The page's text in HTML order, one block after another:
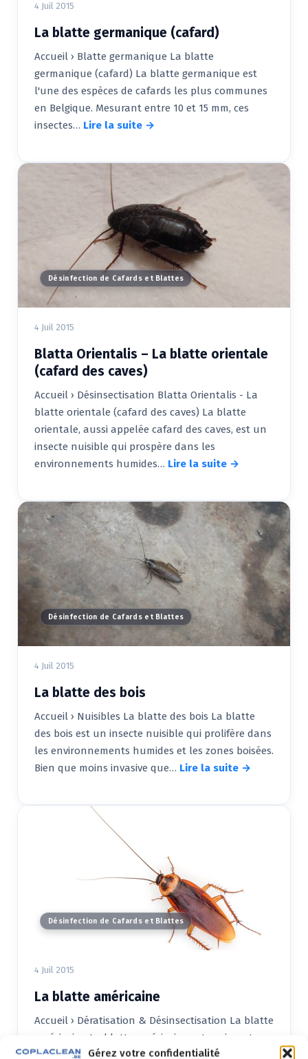
Gérez votre confidentialité
4 Juil 2015
La blatte germanique (cafard)
Accueil › Blatte germanique La blatte
germanique (cafard) La blatte germanique est
l'une des espèces de cafards les plus communes
en Belgique. Mesurant entre 10 et 15 mm, ces
insectes… Lire la suite →
Désinfection de Cafards et Blattes
4 Juil 2015
Blatta Orientalis – La blatte orientale
(cafard des caves)
Accueil › Désinsectisation Blatta Orientalis - La
blatte orientale (cafard des caves) La blatte
orientale, aussi appelée cafard des caves, est un
insecte nuisible qui prospère dans les
environnements humides… Lire la suite →
Désinfection de Cafards et Blattes
4 Juil 2015
La blatte des bois
Accueil › Nuisibles La blatte des bois La blatte
des bois est un insecte nuisible qui prolifère dans
les environnements humides et les zones boisées.
Bien que moins invasive que… Lire la suite →
Désinfection de Cafards et Blattes
4 Juil 2015
La blatte américaine
Accueil › Dératisation & Désinsectisation La blatte
américaine La blatte américaine est un insecte
nuisible mesurant entre 30 et 46 mm,